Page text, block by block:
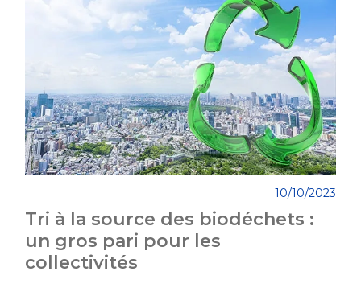
Tri à la source des biodéchets :
un gros pari pour les
collectivités
10/10/2023